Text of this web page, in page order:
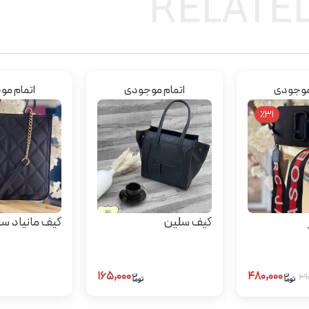
موجودی
٪31
۴۸۰,۰۰۰
اتمام موجودی
کیف سلین
۱۶۵,۰۰۰
اتمام
کیف مانیاد